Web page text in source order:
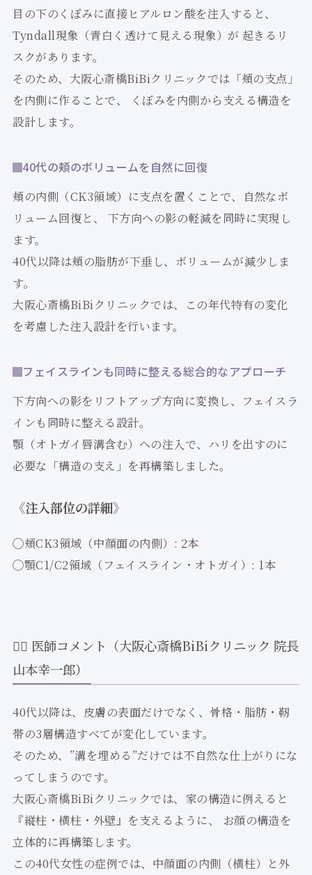
目の下のくぼみに直接ヒアルロン酸を注入すると、
Tyndall現象（青白く透けて見える現象）が 起きるリ
スクがあります。
そのため、大阪心斎橋BiBiクリニックでは「頬の支点」
を内側に作ることで、 くぼみを内側から支える構造を
設計します。
40代の頬のボリュームを自然に回復
頬の内側（CK3領域）に支点を置くことで、自然なボ
リューム回復と、 下方向への影の軽減を同時に実現し
ます。
40代以降は頬の脂肪が下垂し、ボリュームが減少しま
す。
大阪心斎橋BiBiクリニックでは、この年代特有の変化
を考慮した注入設計を行います。
フェイスラインも同時に整える総合的なアプローチ
下方向への影をリフトアップ方向に変換し、フェイスラ
インも同時に整える設計。
顎（オトガイ唇溝含む）への注入で、ハリを出すのに
必要な「構造の支え」を再構築しました。
《注入部位の詳細》
◯頬CK3領域（中顔面の内側）: 2本
◯顎C1/C2領域（フェイスライン・オトガイ）: 1本
🧑‍⚕️ 医師コメント（大阪心斎橋BiBiクリニック 院長
山本幸一郎）
40代以降は、皮膚の表面だけでなく、骨格・脂肪・靭
帯の3層構造すべてが変化しています。
そのため、”溝を埋める”だけでは不自然な仕上がりにな
ってしまうのです。
大阪心斎橋BiBiクリニックでは、家の構造に例えると
『縦柱・横柱・外壁』を支えるように、 お顔の構造を
立体的に再構築します。
この40代女性の症例では、中顔面の内側（横柱）と外